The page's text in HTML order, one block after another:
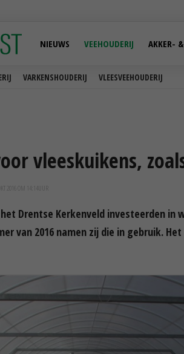
VARKENSHOUDERIJ VLEESVEEHOUDERIJ
NIEUWS VEEHOUDERIJ AKKER-
vleeskuikens,
OKT 2016 OM 14:14
Drentse Kerkenveld investeerden in
van 2016 namen zij die in gebruik.